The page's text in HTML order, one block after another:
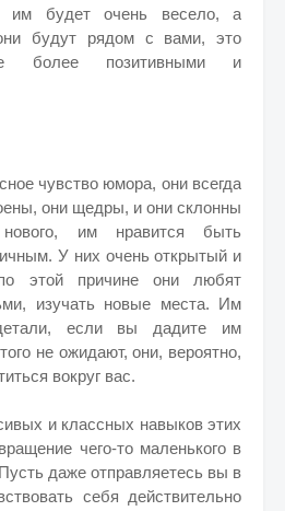
им будет очень весело, а
будут рядом с вами, это
более позитивными и
чувство юмора, они всегда
они щедры, и они склонны
нового, им нравится быть
У них очень открытый и
этой причине они любят
изучать новые места. Им
если вы дадите им
не ожидают, они, вероятно,
вокруг вас.
и классных навыков этих
чего-то маленького в
даже отправляетесь вы в
себя действительно